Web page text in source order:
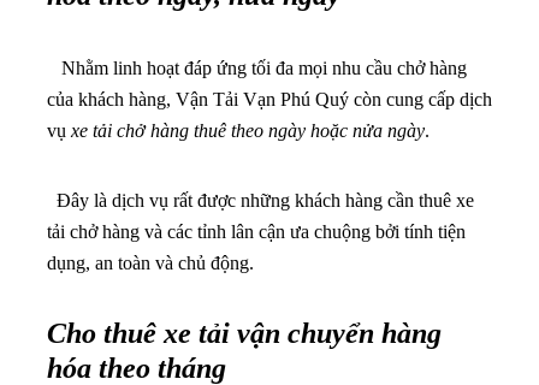
Nhằm linh hoạt đáp ứng tối đa mọi nhu cầu chở hàng
của khách hàng, Vận Tải Vạn Phú Quý còn cung cấp dịch
vụ xe tải chở hàng thuê theo ngày hoặc nửa ngày.
Đây là dịch vụ rất được những khách hàng cần thuê xe
tải chở hàng và các tỉnh lân cận ưa chuộng bởi tính tiện
dụng, an toàn và chủ động.
Cho thuê xe tải vận chuyển hàng
hóa theo tháng